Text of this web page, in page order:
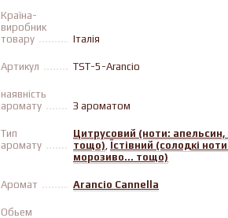
Країна-
виробник
товару
Італія
Артикул TST-5-Arancio
наявність
аромату
З ароматом
Тип
аромату
Цитрусовий (ноти:
тощо), Їстівний (солодкі
морозиво... тощо)
Аромат Arancio Cannella
Обьем